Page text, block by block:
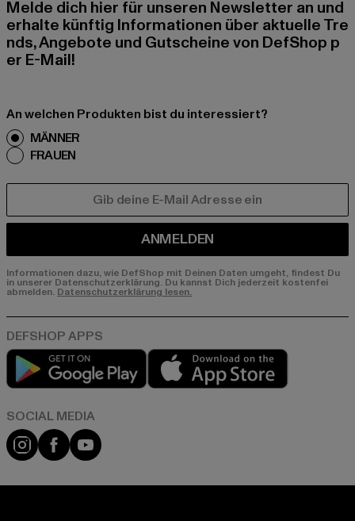
Melde dich hier für unseren Newsletter an und
erhalte künftig Informationen über aktuelle Tre
nds, Angebote und Gutscheine von DefShop p
er E-Mail!
An welchen Produkten bist du interessiert?
MÄNNER
FRAUEN
ANMELDEN
Informationen dazu, wie DefShop mit Deinen Daten umgeht, findest Du
in unserer Datenschutzerklärung. Du kannst Dich jederzeit kostenfei
abmelden. Datenschutzerklärung lesen.
Play market
Instagram
FacebookYouTube